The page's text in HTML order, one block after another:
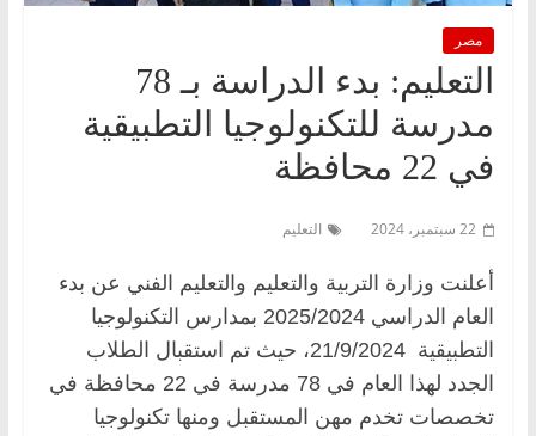
مصر
التعليم: بدء الدراسة بـ 78
مدرسة للتكنولوجيا التطبيقية
في 22 محافظة
22 سبتمبر، 2024 التعليم
أعلنت وزارة التربية والتعليم والتعليم الفني عن بدء
العام الدراسي 2025/2024 بمدارس التكنولوجيا
التطبيقية 21/9/2024، حيث تم استقبال الطلاب
الجدد لهذا العام في 78 مدرسة في 22 محافظة في
تخصصات تخدم مهن المستقبل ومنها تكنولوجيا